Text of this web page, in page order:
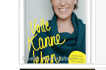
Quelle: Veranstalter